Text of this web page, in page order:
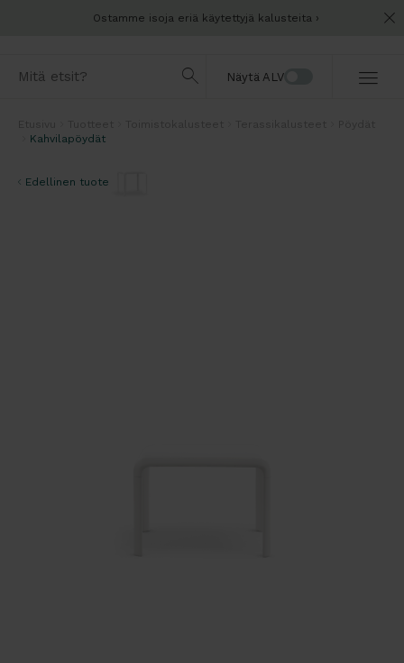
Ostamme isoja eriä käytettyjä kalusteita
Näytä ALV
Kahvilapöydät
Edellinen tuote